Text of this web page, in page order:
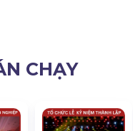
CHẠY